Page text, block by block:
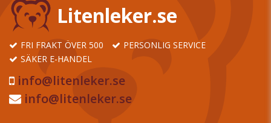
Litenleker.se
FRI FRAKT ÖVER 500
PERSONLIG SERVICE
SÄKER E-HANDEL
info@litenleker.se
info@litenleker.se